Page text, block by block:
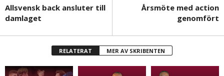
Allsvensk back ansluter till
damlaget
Årsmöte med action
genomfört
RELATERAT MER AV SKRIBENTEN